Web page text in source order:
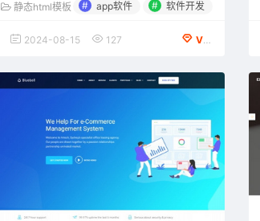
静态html模板 # app软件 # 软件开发
2024-08-15 127 VIP会员专享